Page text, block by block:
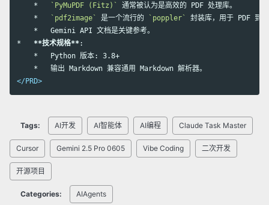
    *
`PyMuPDF (Fitz)`
    *
`pdf2image` 是一个流行的
`poppler`
    *
*
**技术规格**
    *
    *
</PRD>
Tags: AI开发 AI智能体 AI编程 Claude Task Master
Cursor Gemini 2.5 Pro 0605 Vibe Coding 二次开发
开源项目
Categories: AIAgents